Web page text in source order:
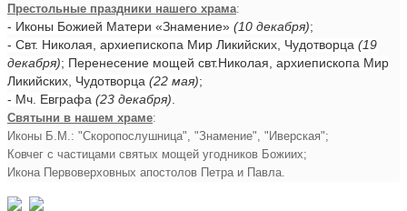
Престольные праздники нашего храма:
- Иконы Божией Матери «Знамение» (10 декабря);
- Свт. Николая, архиепископа Мир Ликийских, Чудотворца (19
декабря); Перенесение мощей свт.Николая, архиепископа Мир
Ликийских, Чудотворца (22 мая);
- Мч. Евграфа (23 декабря)
Святыни в нашем храме:
Иконы Б.М.: "Скоропослушница", "Знамение", "Иверская";
Ковчег с частицами святых мощей угодников Божиих;
Икона Первоверховных апостолов Петра и Павла.